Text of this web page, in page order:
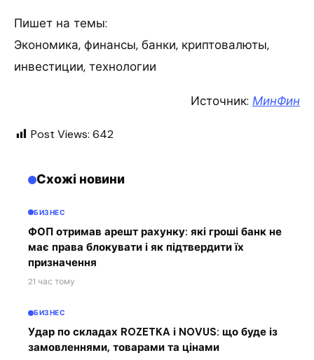
Пишет на темы:
Экономика, финансы, банки, криптовалюты,
инвестиции, технологии
Источник: МинФин
Post Views: 642
Схожі новини
БИЗНЕС
ФОП отримав арешт рахунку: які гроші банк не
має права блокувати і як підтвердити їх
призначення
21 час тому
БИЗНЕС
Удар по складах ROZETKA і NOVUS: що буде із
замовленнями, товарами та цінами